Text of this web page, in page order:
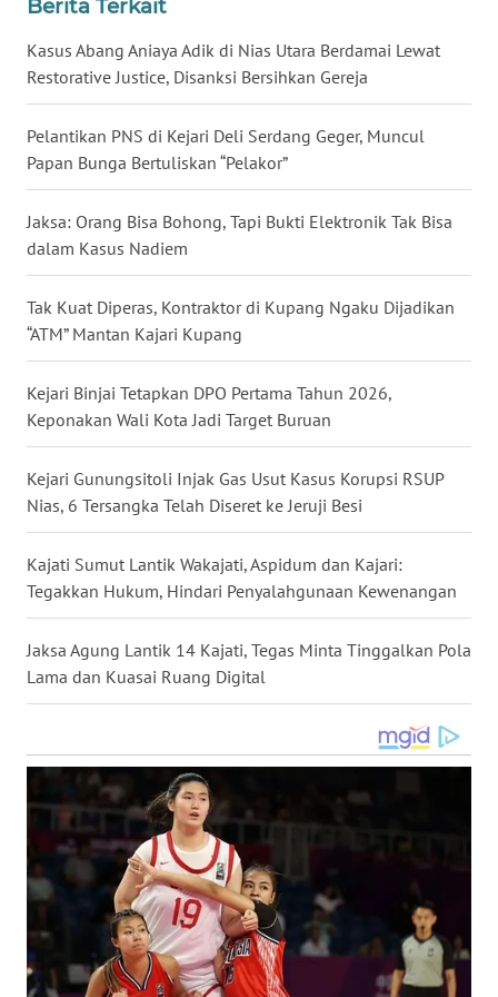
Berita Terkait
Kasus Abang Aniaya Adik di Nias Utara Berdamai Lewat
Restorative Justice, Disanksi Bersihkan Gereja
Pelantikan PNS di Kejari Deli Serdang Geger, Muncul
Papan Bunga Bertuliskan “Pelakor”
Jaksa: Orang Bisa Bohong, Tapi Bukti Elektronik Tak Bisa
dalam Kasus Nadiem
Tak Kuat Diperas, Kontraktor di Kupang Ngaku Dijadikan
“ATM” Mantan Kajari Kupang
Kejari Binjai Tetapkan DPO Pertama Tahun 2026,
Keponakan Wali Kota Jadi Target Buruan
Kejari Gunungsitoli Injak Gas Usut Kasus Korupsi RSUP
Nias, 6 Tersangka Telah Diseret ke Jeruji Besi
Kajati Sumut Lantik Wakajati, Aspidum dan Kajari:
Tegakkan Hukum, Hindari Penyalahgunaan Kewenangan
Jaksa Agung Lantik 14 Kajati, Tegas Minta Tinggalkan Pola
Lama dan Kuasai Ruang Digital
BABEL
SUMBAR
WN
SUMSEL
WN
BENGKULU
WN
LAMPUNG
WN
WN
WN
KALBAR
KALTENG